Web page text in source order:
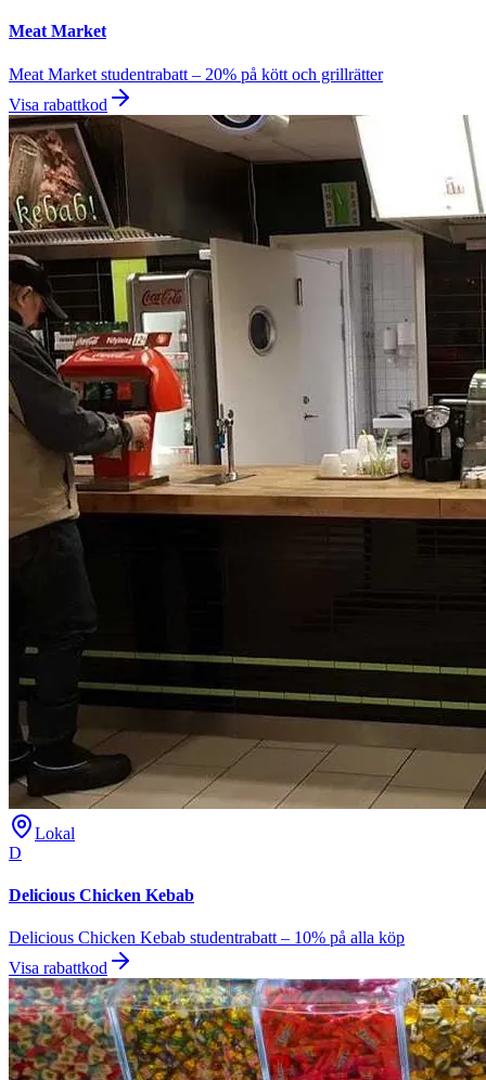
Meat Market
Meat Market studentrabatt – 20% på kött och grillrätter
Visa rabattkod
Lokal
D
Delicious Chicken Kebab
Delicious Chicken Kebab studentrabatt – 10% på alla köp
Visa rabattkod